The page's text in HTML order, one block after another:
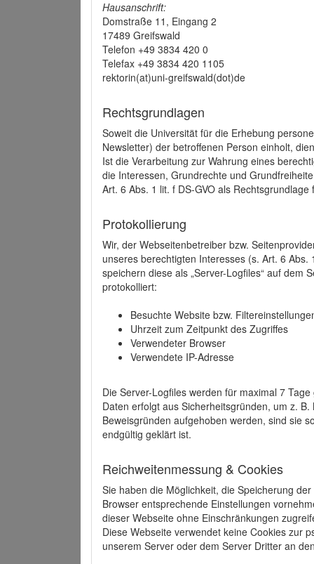
Hausanschrift:
Domstraße 11, Eingang 2
17489 Greifswald
Telefon +49 3834 420 0
Telefax +49 3834 420 1105
rektorin(at)uni-greifswald(dot)de
Rechtsgrundlagen
Soweit die Universität für die Erhebung
Newsletter) der betroffenen Person einholt,
Ist die Verarbeitung zur Wahrung eines
die Interessen, Grundrechte und
Art. 6 Abs. 1 lit. f DS-GVO als
Protokollierung
Wir, der Webseitenbetreiber bzw.
unseres berechtigten Interesses (s. Art. 6
speichern diese als „Server-Logfiles“ auf dem
protokolliert:
Besuchte Website bzw.
Uhrzeit zum Zeitpunkt des Zugriffes
Verwendeter Browser
Verwendete IP-Adresse
Die Server-Logfiles werden für maximal 7
Daten erfolgt aus Sicherheitsgründen, um z.
Beweisgründen aufgehoben werden, sind sie
endgültig geklärt ist.
Reichweitenmessung & Cookies
Sie haben die Möglichkeit, die Speicherung
Browser entsprechende Einstellungen
dieser Webseite ohne Einschränkungen
Diese Webseite verwendet keine Cookies zur
unserem Server oder dem Server Dritter an